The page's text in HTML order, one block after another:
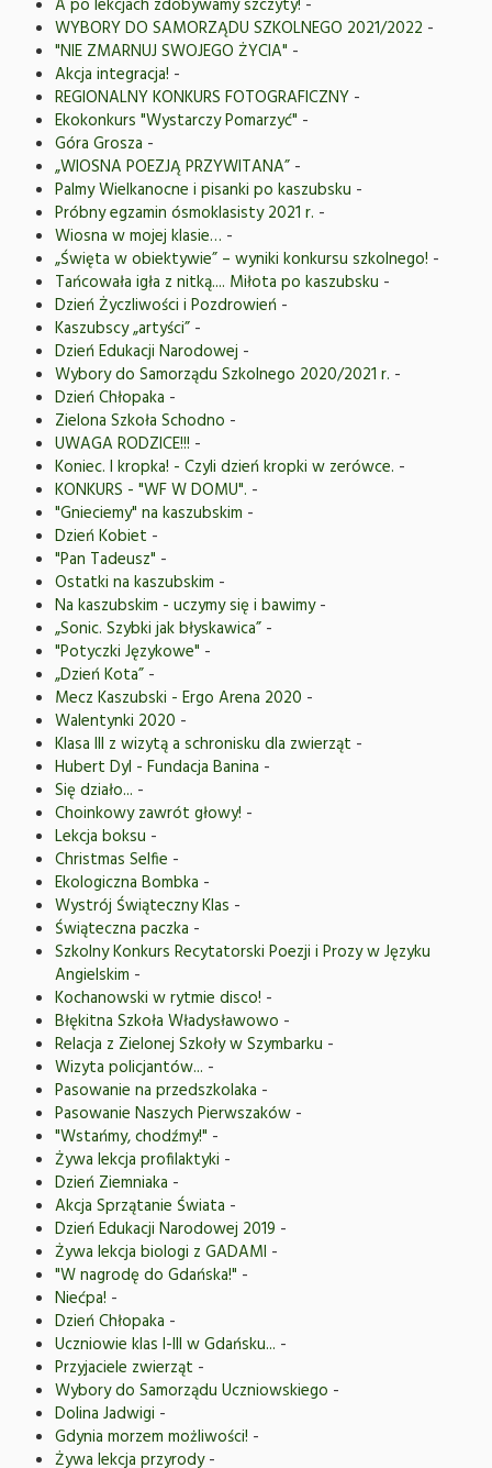
A po lekcjach zdobywamy szczyty! -
WYBORY DO SAMORZĄDU SZKOLNEGO 2021/2022 -
"NIE ZMARNUJ SWOJEGO ŻYCIA" -
Akcja integracja! -
REGIONALNY KONKURS FOTOGRAFICZNY -
Ekokonkurs "Wystarczy Pomarzyć" -
Góra Grosza -
„WIOSNA POEZJĄ PRZYWITANA” -
Palmy Wielkanocne i pisanki po kaszubsku -
Próbny egzamin ósmoklasisty 2021 r. -
Wiosna w mojej klasie… -
„Święta w obiektywie” – wyniki konkursu szkolnego! -
Tańcowała igła z nitką.... Miłota po kaszubsku -
Dzień Życzliwości i Pozdrowień -
Kaszubscy „artyści” -
Dzień Edukacji Narodowej -
Wybory do Samorządu Szkolnego 2020/2021 r. -
Dzień Chłopaka -
Zielona Szkoła Schodno -
UWAGA RODZICE!!! -
Koniec. I kropka! - Czyli dzień kropki w zerówce. -
KONKURS - "WF W DOMU". -
"Gnieciemy" na kaszubskim -
Dzień Kobiet -
"Pan Tadeusz" -
Ostatki na kaszubskim -
Na kaszubskim - uczymy się i bawimy-
„Sonic. Szybki jak błyskawica” -
"Potyczki Językowe" -
„Dzień Kota” -
Mecz Kaszubski - Ergo Arena 2020 -
Walentynki 2020 -
Klasa III z wizytą a schronisku dla zwierząt -
Hubert Dyl - Fundacja Banina -
Się działo... -
Choinkowy zawrót głowy! -
Lekcja boksu -
Christmas Selfie -
Ekologiczna Bombka -
Wystrój Świąteczny Klas -
Świąteczna paczka -
Szkolny Konkurs Recytatorski Poezji i Prozy w Języku
Angielskim -
Kochanowski w rytmie disco! -
Błękitna Szkoła Władysławowo -
Relacja z Zielonej Szkoły w Szymbarku -
Wizyta policjantów... -
Pasowanie na przedszkolaka -
Pasowanie Naszych Pierwszaków -
"Wstańmy, chodźmy!" -
Żywa lekcja profilaktyki -
Dzień Ziemniaka -
Akcja Sprzątanie Świata -
Dzień Edukacji Narodowej 2019 -
Żywa lekcja biologi z GADAMI -
"W nagrodę do Gdańska!" -
Niećpa! -
Dzień Chłopaka -
Uczniowie klas I-III w Gdańsku... -
Przyjaciele zwierząt -
Wybory do Samorządu Uczniowskiego -
Dolina Jadwigi -
Gdynia morzem możliwości! -
Żywa lekcja przyrody-